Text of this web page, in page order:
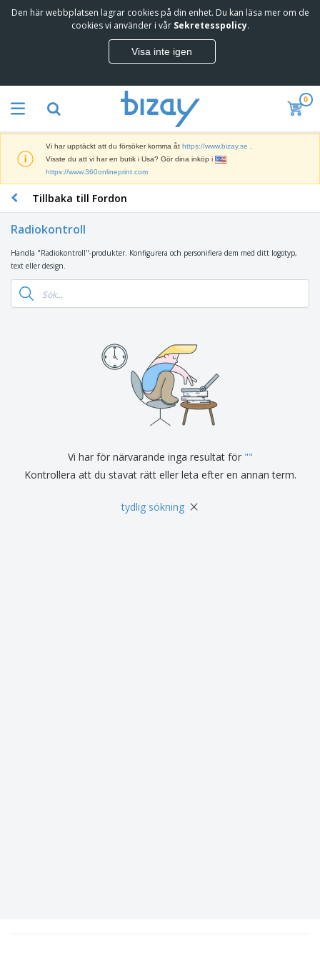
Den här webbplatsen lagrar cookies på din enhet. Du kan läsa mer om de
cookies vi använder i vår Sekretesspolicy.
Visa inte igen
0
Vi har upptäckt att du försöker komma åt https://www.bizay.se
Visste du att vi har en butik i Usa? Gör dina inköp i
https://www.360onlineprint.com
Tillbaka till Fordon
Radiokontroll
Handla "Radiokontroll"-produkter. Konfigurera och personifiera dem med ditt logotyp,
text eller design.
Vi har för närvarande inga resultat för ""
Kontrollera att du stavat rätt eller leta efter en annan term.
tydlig sökning ×